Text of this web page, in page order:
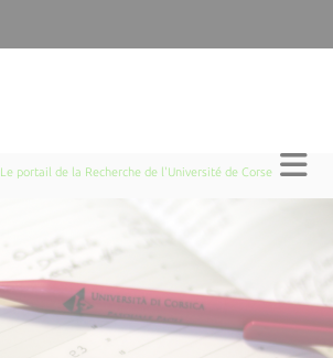
Le portail de la Recherche de l'Université de Corse